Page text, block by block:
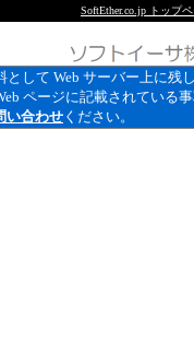
SoftEther.co.jp トップ
して Web サーバー上に残
ページに記載されている
い合わせ ください。